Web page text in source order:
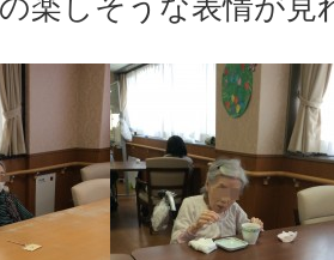
楽しそうな表情が見